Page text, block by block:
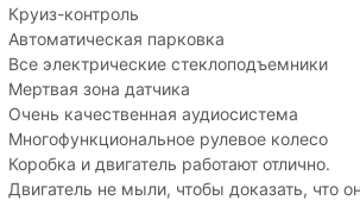
Круиз-контроль
Автоматическая парковка
Все электрические стеклоподъемники
Мертвая зона датчика
Очень качественная аудиосистема
Многофункциональное рулевое колесо
Коробка и двигатель работают отлично.
Двигатель не мыли, чтобы доказать, что